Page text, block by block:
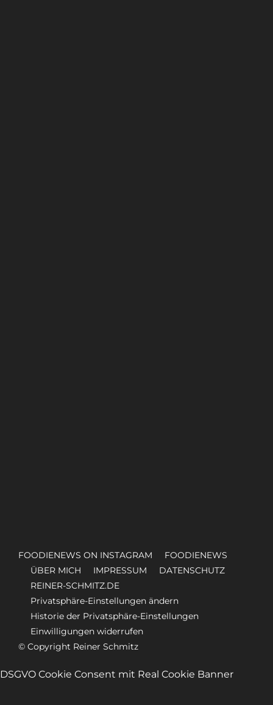
FOODIENEWS ON INSTAGRAM
FOODIENEWS
ÜBER MICH
IMPRESSUM
DATENSCHUTZ
REINER-SCHMITZ.DE
Privatsphäre-Einstellungen ändern
Historie der Privatsphäre-Einstellungen
Einwilligungen widerrufen
© Copyright Reiner Schmitz
DSGVO Cookie Consent mit Real Cookie Banner